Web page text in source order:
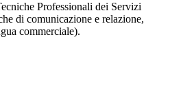
Professionali dei Servizi
di comunicazione e relazione,
commerciale).